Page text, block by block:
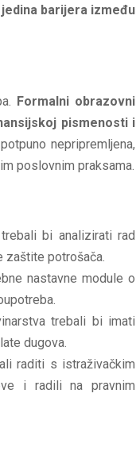
barijera između
Formalni obrazovni
pismenosti i
nepripremljena,
poslovnim praksama.
bi analizirati rad
zaštite potrošača.
nastavne module o
trebali bi imati
dugova.
raditi s istraživačkim
i radili na pravnim